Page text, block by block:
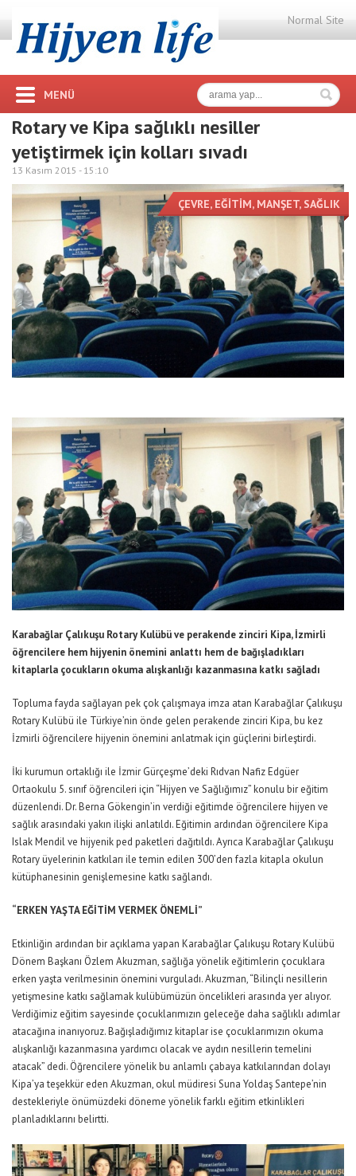
Normal Site
MENÜ
Rotary ve Kipa sağlıklı nesiller
yetiştirmek için kolları sıvadı
13 Kasım 2015 - 15:10
ÇEVRE, EĞİTİM, MANŞET, SAĞLIK
Karabağlar Çalıkuşu Rotary Kulübü ve perakende zinciri Kipa, İzmirli
öğrencilere hem hijyenin önemini anlattı hem de bağışladıkları
kitaplarla çocukların okuma alışkanlığı kazanmasına katkı sağladı
Topluma fayda sağlayan pek çok çalışmaya imza atan Karabağlar Çalıkuşu
Rotary Kulübü ile Türkiye’nin önde gelen perakende zinciri Kipa, bu kez
İzmirli öğrencilere hijyenin önemini anlatmak için güçlerini birleştirdi.
İki kurumun ortaklığı ile İzmir Gürçeşme’deki Rıdvan Nafiz Edgüer
Ortaokulu 5. sınıf öğrencileri için “Hijyen ve Sağlığımız” konulu bir eğitim
düzenlendi. Dr. Berna Gökengin’in verdiği eğitimde öğrencilere hijyen ve
sağlık arasındaki yakın ilişki anlatıldı. Eğitimin ardından öğrencilere Kipa
Islak Mendil ve hijyenikped paketleri dağıtıldı. Ayrıca Karabağlar Çalıkuşu
Rotary üyelerinin katkıları ile temin edilen 300’den fazla kitapla okulun
kütüphanesinin genişlemesine katkı sağlandı.
“ERKEN YAŞTA EĞİTİM VERMEK ÖNEMLİ”
Etkinliğin ardından bir açıklama yapan Karabağlar Çalıkuşu Rotary Kulübü
Dönem Başkanı Özlem Akuzman, sağlığa yönelik eğitimlerin çocuklara
erken yaşta verilmesinin önemini vurguladı. Akuzman, “Bilinçli nesillerin
yetişmesine katkı sağlamak kulübümüzün öncelikleri arasında yer alıyor.
Verdiğimiz eğitim sayesinde çocuklarımızın geleceğe daha sağlıklı adımlar
atacağına inanıyoruz. Bağışladığımız kitaplar ise çocuklarımızın okuma
alışkanlığı kazanmasına yardımcı olacak ve aydın nesillerin temelini
atacak” dedi. Öğrencilere yönelik bu anlamlı çabaya katkılarından dolayı
Kipa’ya teşekkür eden Akuzman, okul müdiresi Suna Yoldaş Santepe’nin
destekleriyle önümüzdeki döneme yönelik farklı eğitim etkinlikleri
planladıklarını belirtti.